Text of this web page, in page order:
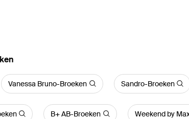
Vanessa Bruno-Broeken Sandro-Broeken
B+ AB-Broeken Weekend by